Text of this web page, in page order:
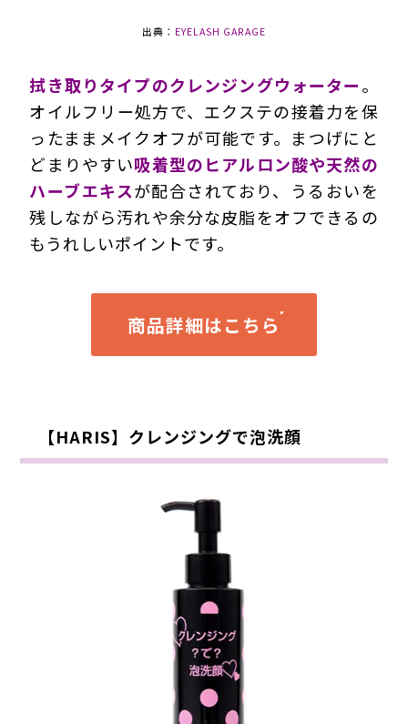
出典： EYELASH GARAGE
拭き取りタイプのクレンジングウォーター。
オイルフリー処方で、エクステの接着力を保
ったままメイクオフが可能です。まつげにと
どまりやすい吸着型のヒアルロン酸や天然の
ハーブエキスが配合されており、うるおいを
残しながら汚れや余分な皮脂をオフできるの
もうれしいポイントです。
商品詳細はこちら
【HARIS】クレンジングで泡洗顔